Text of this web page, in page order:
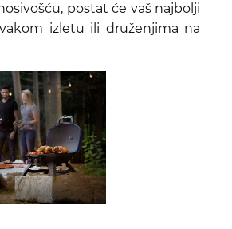
postat će vaš najbolji
izletu ili druženjima na